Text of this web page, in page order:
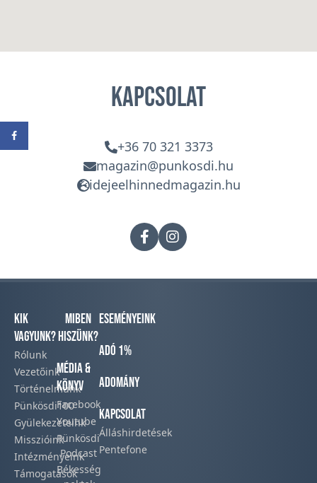
Kapcsolat
+36 70 321 3373
magazin@punkosdi.hu
idejeelhinnedmagazin.hu
Kik
vagyunk?
Rólunk
Vezetőink
Történelmünk​
Pünkösdi100
Gyülekezeteink​
Misszióink​
Intézményeink
Támogatások
Miben
hiszünk?
Média &
Könyv
Facebook​
Youtube
Pünkösdi
Podcast​
Békesség
Eseményeink
Adó 1%
Adomány
Kapcsolat
Álláshirdetések
Pentefone